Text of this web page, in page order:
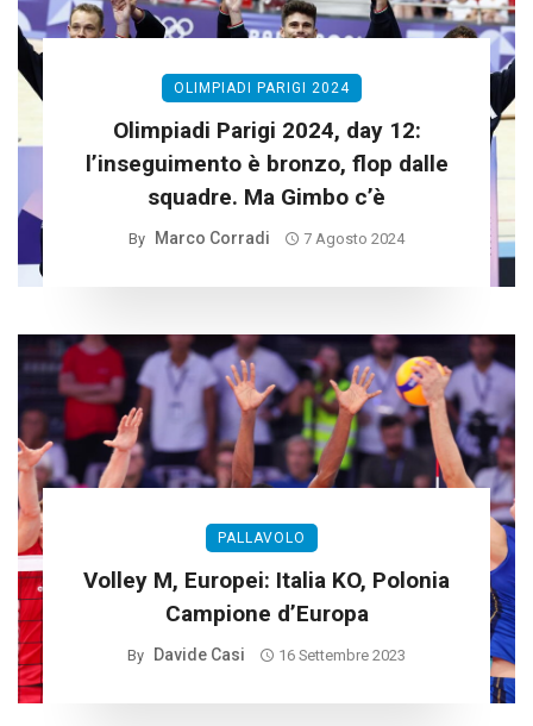
OLIMPIADI PARIGI 2024
Olimpiadi Parigi 2024, day 12:
l’inseguimento è bronzo, flop dalle
squadre. Ma Gimbo c’è
By Marco Corradi 7 Agosto 2024
PALLAVOLO
Volley M, Europei: Italia KO, Polonia
Campione d’Europa
By Davide Casi 16 Settembre 2023